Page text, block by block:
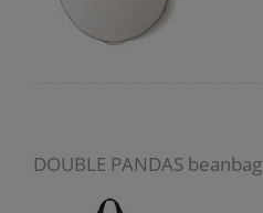
DOUBLE PANDAS beanbag